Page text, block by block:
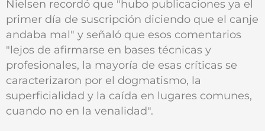
Nielsen recordó que "hubo publicaciones ya el
primer día de suscripción diciendo que el canje
andaba mal" y señaló que esos comentarios
"lejos de afirmarse en bases técnicas y
profesionales, la mayoría de esas críticas se
caracterizaron por el dogmatismo, la
superficialidad y la caída en lugares comunes,
cuando no en la venalidad".